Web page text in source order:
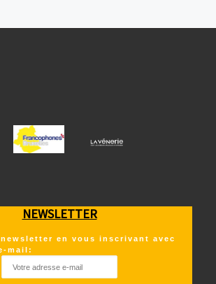
NEWSLETTER
newsletter en vous inscrivant avec
mail: